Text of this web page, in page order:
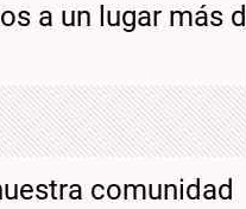
a un lugar más
comunidad